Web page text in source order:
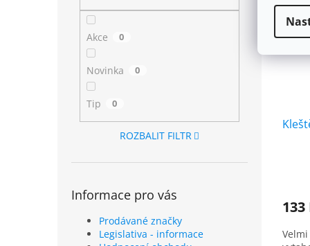
Akce 0
Novinka 0
Tip 0
ROZBALIT FILTR
Informace pro vás
Prodávané značky
Legislativa - informace